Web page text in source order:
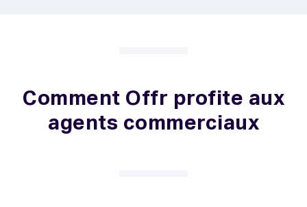
Comment Offr profite aux
agents commerciaux